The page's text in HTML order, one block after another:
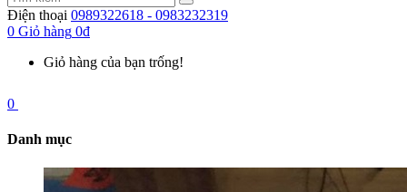
Điện thoại 0989322618 - 0983232319
0 Giỏ hàng 0đ
Giỏ hàng của bạn trống!
0
Danh mục